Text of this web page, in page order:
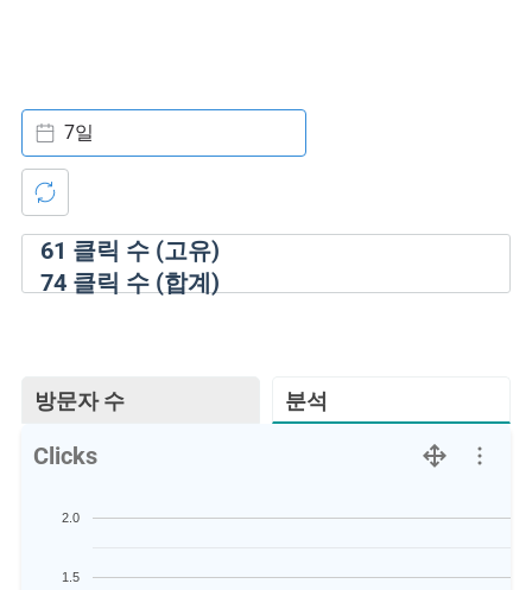
61 클릭 수 (고유)
74클릭 수 (합계)
7일
방문자 수 분석
Clicks
1.5
2.0